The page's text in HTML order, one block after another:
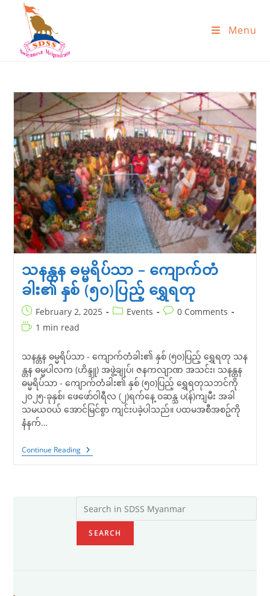
Menu
သနန္တန ဓမ္မရိပ်သာ – ကျောက်တံ
ခါး၏ နှစ် (၅၀)ပြည့် ရွှေရတု
Post
published:
February 2, 2025
PostEvents
Post0 Comments
Reading
1 min read
သနန္တန ဓမ္မရိပ်သာ - ကျောက်တံခါး၏ နှစ် (၅၀)ပြည့် ရွှေရတု သန
န္တန ဓမ္မပါလက (ဟိန္ဒူ) အဖွဲ့ချုပ်၊ ဇနကလျာဏ အသင်း၊ သနန္တန
ဓမ္မရိပ်သာ - ကျောက်တံခါး၏ နှစ် (၅၀)ပြည့် ရွှေရတုသဘင်ကို
၂၀၂၅-ခုနှစ်၊ ဖေဖော်ဝါရီလ (၂)ရက်နေ့ ဝဆန္သ ပ(န်)ကျမီး အခါ
သမယဝယ်‌ အောင်မြင်စွာ ကျင်းပခဲ့ပါသည်။ ပထမအစီအစဥ်ကို
နံနက်…
Continue Readingသ
န
ရိပ်သာ
ကျောက်တံ
နှစ်
(၅၀)ပြည့်
Search
SEARCH